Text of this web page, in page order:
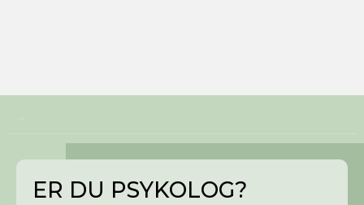
ER DU PSYKOLOG?